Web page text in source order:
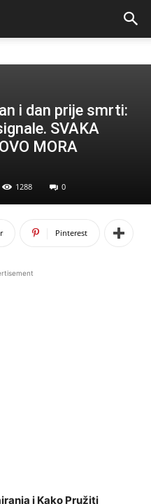
i dan prije smrti:
SVAKA
MORA
1288 0
Pinterest
i Kako Pružiti